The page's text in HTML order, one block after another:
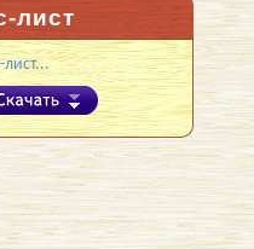
лист